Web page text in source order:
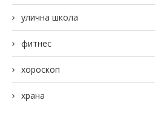
улична школа
фитнес
хороскоп
храна